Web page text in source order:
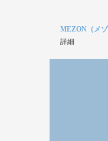
MEZON（メゾ
詳細